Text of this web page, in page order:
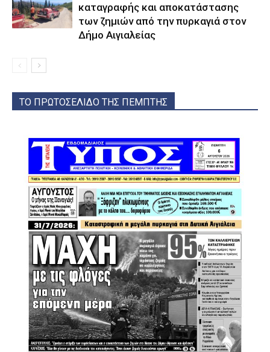
καταγραφής και αποκατάστασης
των ζημιών από την πυρκαγιά στον
Δήμο Αιγιαλείας
ΤΟ ΠΡΩΤΟΣΕΛΙΔΟ ΤΗΣ ΠΕΜΠΤΗΣ